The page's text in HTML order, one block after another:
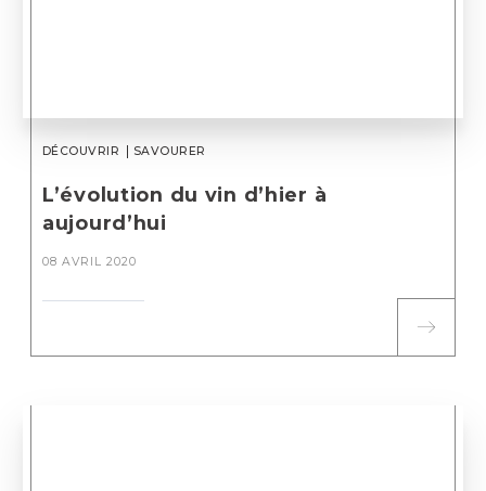
DÉCOUVRIR SAVOURER
L’évolution du vin d’hier à
aujourd’hui
08 AVRIL 2020